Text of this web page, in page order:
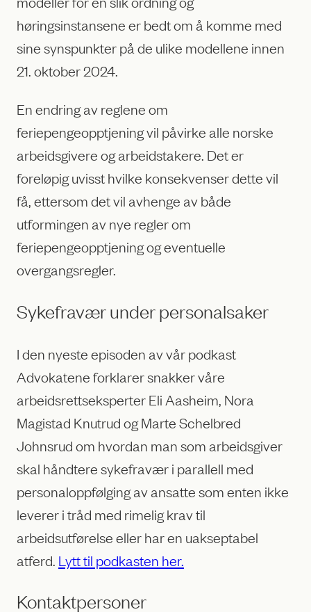
høringsinstansene er bedt om å komme med
sine synspunkter på de ulike modellene innen
21. oktober 2024.
En endring av reglene om
feriepengeopptjening vil påvirke alle norske
arbeidsgivere og arbeidstakere. Det er
foreløpig uvisst hvilke konsekvenser dette vil
få, ettersom det vil avhenge av både
utformingen av nye regler om
feriepengeopptjening og eventuelle
overgangsregler.
Sykefravær under personalsaker
I den nyeste episoden av vår podkast
Advokatene forklarer snakker våre
arbeidsrettseksperter Eli Aasheim, Nora
Magistad Knutrud og Marte Schelbred
Johnsrud om hvordan man som arbeidsgiver
skal håndtere sykefravær i parallell med
personaloppfølging av ansatte som enten ikke
leverer i tråd med rimelig krav til
arbeidsutførelse eller har en uakseptabel
atferd. Lytt til podkasten her.
Kontaktpersoner